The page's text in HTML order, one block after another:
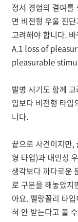
정서 경험의 결여를
면 비전형 우울 진
고려해야 합니다.
A.1 loss of
pleasurable
발병 시기도 함께
입보다 비전형 타입
니다.
끝으로 사견이지만,
형 타입)과 내인성
생각보다 까다로운
로 구분을 해놓았지
아요. 멜랑꼴리 타
혀 안 받는다고 볼